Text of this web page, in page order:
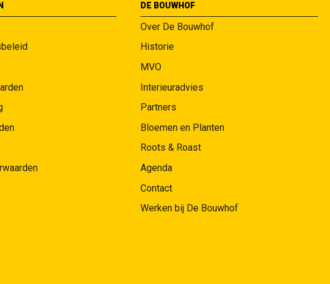
DE BOUWHOF
Over De Bouwhof
Historie
MVO
Interieuradvies
Partners
Bloemen en Planten
Roots & Roast
Agenda
Contact
Werken bij De Bouwhof